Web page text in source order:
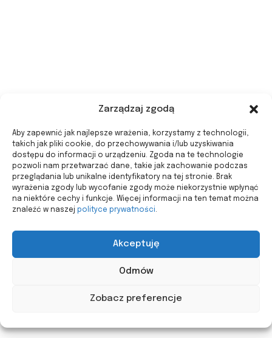
Zarządzaj zgodą
Aby zapewnić jak najlepsze wrażenia, korzystamy z technologii,
takich jak pliki cookie, do przechowywania i/lub uzyskiwania
dostępu do informacji o urządzeniu. Zgoda na te technologie
pozwoli nam przetwarzać dane, takie jak zachowanie podczas
przeglądania lub unikalne identyfikatory na tej stronie. Brak
wyrażenia zgody lub wycofanie zgody może niekorzystnie wpłynąć
na niektóre cechy i funkcje. Więcej informacji na ten temat można
znaleźć w naszej polityce prywatności.
Akceptuję
Odmów
Zobacz preferencje